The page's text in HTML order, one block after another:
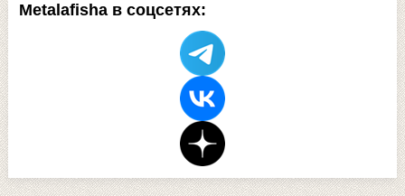
Metalafisha в соцсетях: